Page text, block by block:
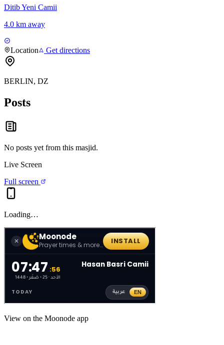
Ditib Yeni Camii
4.0 km away
Location Get directions
BERLIN, DZ
Posts
No posts yet from this masjid.
Live Screen
Full screen
Loading…
View on the Moonode app